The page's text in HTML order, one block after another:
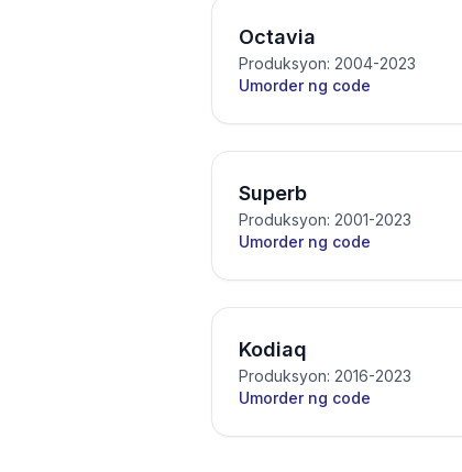
Octavia
Produksyon: 2004-2023
Umorder ng code
Superb
Produksyon: 2001-2023
Umorder ng code
Kodiaq
Produksyon: 2016-2023
Umorder ng code